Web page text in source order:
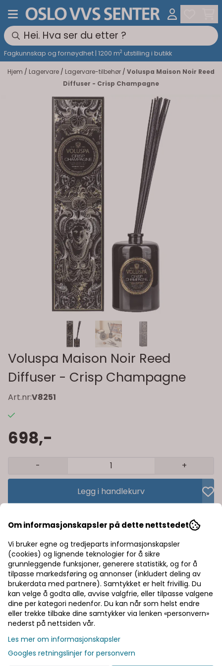
Hopp til innhold
Fagkunnskap og fornøydhet | 1200 m2 utstilling i butikk
Hjem / Lagervare / Lagervare-tilbehør / Voluspa Maison Noir Reed
Diffuser - Crisp Champagne
Voluspa Maison Noir Reed
Diffuser - Crisp Champagne
Art.nr:V8251
698,-
- +
Legg i handlekurv
Halv pris på frakt
Informasjon
Produsent
Om informasjonskapsler på dette nettstedet
Vi bruker egne og tredjeparts informasjonskapsler
(cookies) og lignende teknologier for å sikre
grunnleggende funksjoner, generere statistikk, og for å
tilpasse markedsføring og annonser (inkludert deling av
brukerdata med partnere). Samtykket er helt frivillig. Du
kan velge å godta alle, avvise valgfrie, eller tilpasse valgene
dine per kategori nedenfor. Du kan når som helst endre
eller trekke tilbake dine samtykker via lenken «personvern»
nederst på nettsiden vår.
Les mer om informasjonskapsler
Googles retningslinjer for personvern